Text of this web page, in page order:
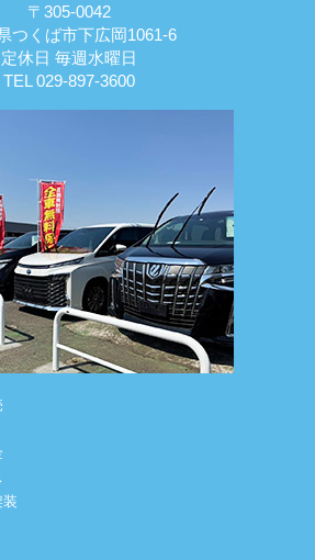
〒305-0042
つくば市下広岡1061-6
定休日 毎週水曜日
TEL 029-897-3600
装